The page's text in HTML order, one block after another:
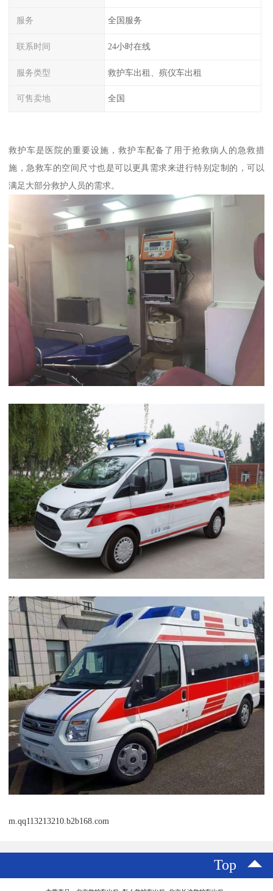
服务 全国服务
联系时间 24小时在线
服务类型 救护车出租、殡仪车出租
可售卖地 全国
救护车是医院的重要设施，救护车配备了用于抢救病人的急救措
施，急救车的空间尺寸也是可以更具需求来进行特别定制的，可以
满足大部分救护人员的需求。
m.qq113213210.b2b168.com
Top